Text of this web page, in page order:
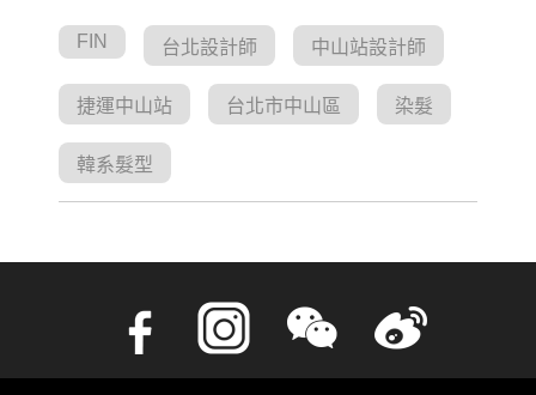
FIN 台北設計師 中山站設計師
捷運中山站 台北市中山區 染髮
韓系髮型